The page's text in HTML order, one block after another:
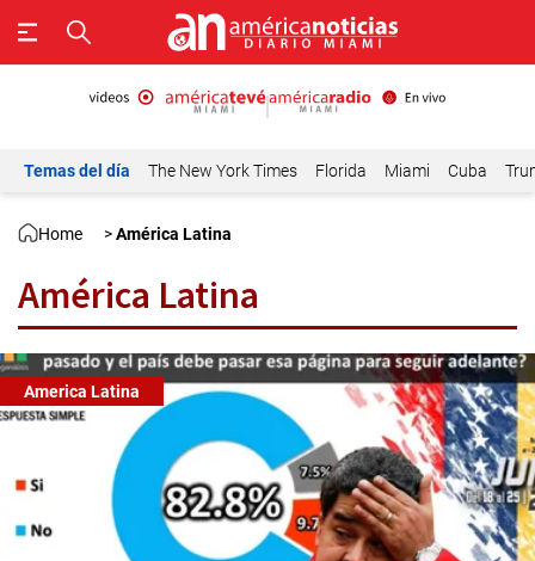
Temas del día The New York Times Florida Miami Cuba
Home >América Latina
América Latina
America Latina